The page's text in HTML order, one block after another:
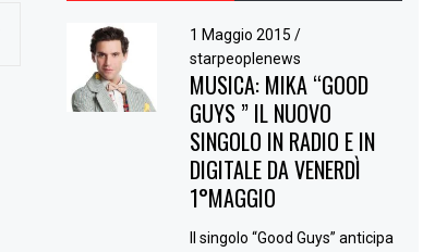
1 Maggio 2015 /
starpeoplenews
MUSICA: MIKA “GOOD
GUYS ” IL NUOVO
SINGOLO IN RADIO E IN
DIGITALE DA VENERDÌ
1°MAGGIO
Il singolo “Good Guys” anticipa